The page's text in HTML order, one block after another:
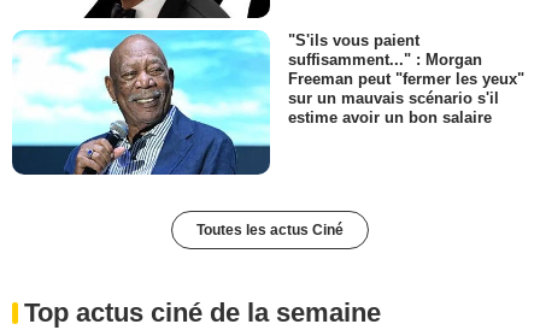
"S'ils vous paient
suffisamment..." : Morgan
Freeman peut "fermer les yeux"
sur un mauvais scénario s'il
estime avoir un bon salaire
Toutes les actus Ciné
Top actus ciné de la semaine